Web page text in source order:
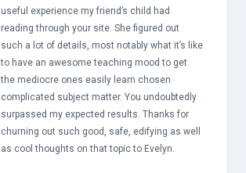
useful experience my friend’s child had
reading through your site. She figured out
such a lot of details, most notably what it’s like
to have an awesome teaching mood to get
the mediocre ones easily learn chosen
complicated subject matter. You undoubtedly
surpassed my expected results. Thanks for
churning out such good, safe, edifying as well
as cool thoughts on that topic to Evelyn.